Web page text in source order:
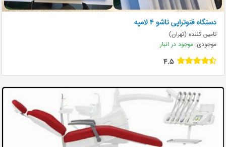
دستگاه فتوتراپی تاشو ۴ لامپه
تامین کننده (تهران)
موجودی: موجود در انبار
4.5